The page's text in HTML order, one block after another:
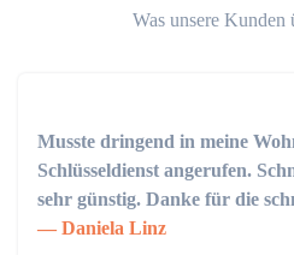
Was unsere Kunden
Musste dringend in meine
Schlüsseldienst angerufen.
sehr günstig. Danke für die
Daniela Linz